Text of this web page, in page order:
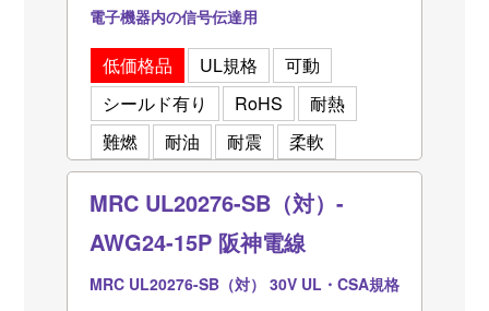
電子機器内の信号伝達用
低価格品 UL規格
可動
シールド有り
RoHS
耐熱
難燃
耐油 耐震 柔軟
MRC UL20276-SB（対）-
AWG24-15P 阪神電線
MRC UL20276-SB（対） 30V UL・CSA規格